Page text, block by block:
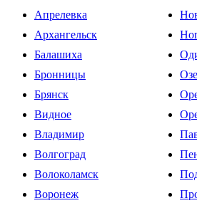
Апрелевка
Архангельск
Балашиха
Бронницы
Брянск
Видное
Владимир
Волгоград
Волоколамск
Воронеж